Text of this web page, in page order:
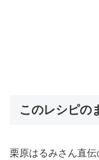
このレシピの
栗原はるみさん直